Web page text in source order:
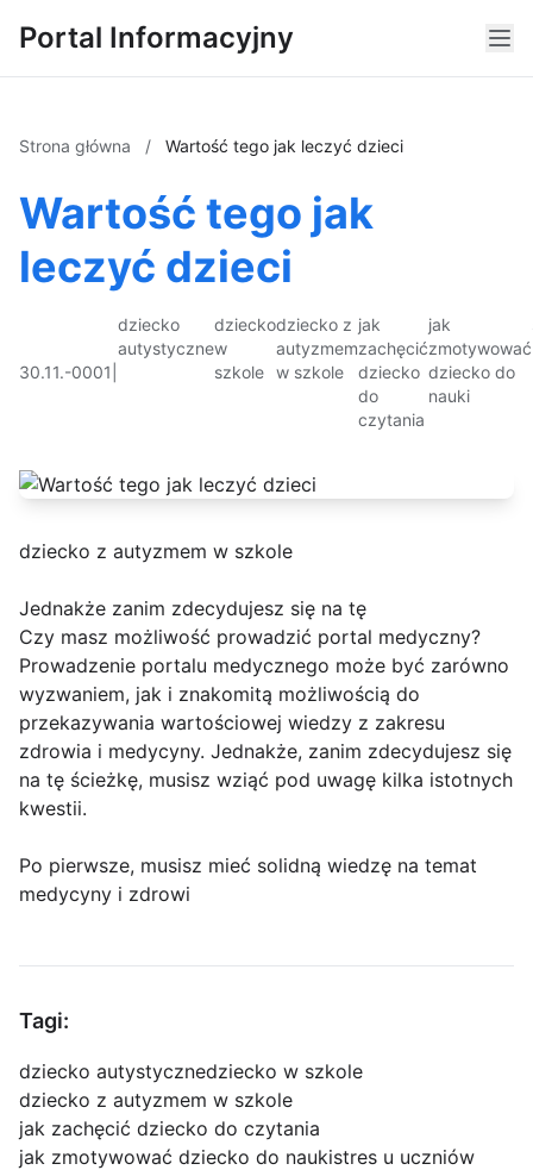
Portal Informacyjny
Strona główna / Wartość tego jak leczyć dzieci
Wartość tego jak
leczyć dzieci
30.11.-0001
dziecko
autystyczne
dziecko
w
szkole
dziecko z
autyzmem
w szkole
jak
zachęcić
dziecko
do
czytania
jak
zmotywować
dziecko do
nauki
dziecko z autyzmem w szkole
Jednakże zanim zdecydujesz się na tę
Czy masz możliwość prowadzić portal medyczny?
Prowadzenie portalu medycznego może być zarówno
wyzwaniem, jak i znakomitą możliwością do
przekazywania wartościowej wiedzy z zakresu
zdrowia i medycyny. Jednakże, zanim zdecydujesz się
na tę ścieżkę, musisz wziąć pod uwagę kilka istotnych
kwestii.
Po pierwsze, musisz mieć solidną wiedzę na temat
medycyny i zdrowi
Tagi:
dziecko autystycznedziecko w szkole
dziecko z autyzmem w szkole
jak zachęcić dziecko do czytania
jak zmotywować dziecko do naukistres u uczniów